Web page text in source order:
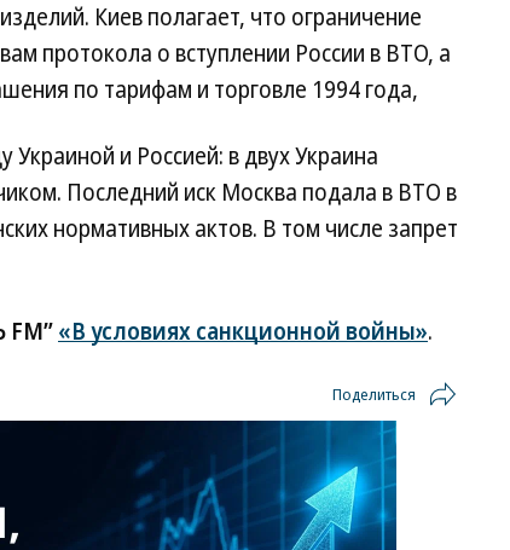
Киев полагает, что ограничение
протокола о вступлении России в ВТО, а
по тарифам и торговле 1994 года,
и Россией: в двух Украина
Последний иск Москва подала в ВТО в
нормативных актов. В том числе запрет
FM”«В условиях санкционной войны».
Поделиться